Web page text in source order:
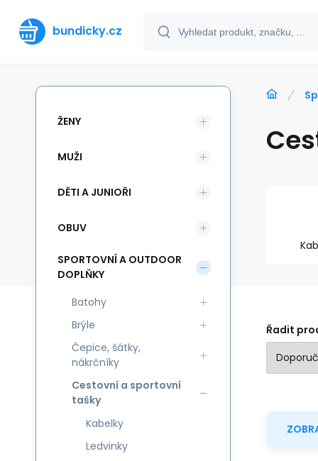
bundicky.cz
Řadit
ŽENY
MUŽI
DĚTI A JUNIOŘI
OBUV
SPORTOVNÍ A OUTDOOR
DOPLŇKY
Batohy
Brýle
Čepice, šátky,
nákrčníky
Cestovní a sportovní
tašky
Kabelky
Ledvinky